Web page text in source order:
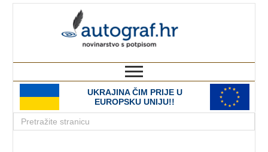
UKRAJINA ČIM PRIJE U
EUROPSKU UNIJU!!